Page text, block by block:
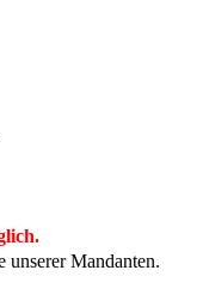
unserer Mandanten.